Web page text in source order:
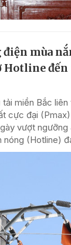
mùa
tải miền Bắc
cực đại
vượt ngưỡng
nóng (Hotline)